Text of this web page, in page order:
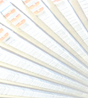
Skip
to
content